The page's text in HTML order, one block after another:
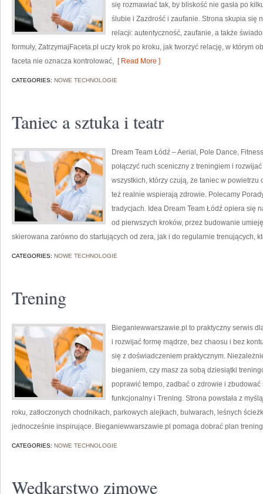
się rozmawiać tak, by bliskość nie gasła po
ślubie i Zazdrość i zaufanie. Strona skupia się
relacji: autentyczność, zaufanie, a także
formuły, ZatrzymajFaceta.pl uczy krok po kroku, jak tworzyć relację, w którym
faceta nie oznacza kontrolować, [ Read More ]
CATEGORIES: NOWE TECHNOLOGIE
Taniec a sztuka i teatr
Dream Team Łódź – Aerial, Pole Dance,
połączyć ruch sceniczny z treningiem i
wszystkich, którzy czują, że taniec w
też realnie wspierają zdrowie. Polecamy
tradycjach. Idea Dream Team Łódź opiera się
od pierwszych kroków, przez budowanie
skierowana zarówno do startujących od zera, jak i do regularnie trenujących,
CATEGORIES: NOWE TECHNOLOGIE
Trening
Bieganiewwarszawie.pl to praktyczny serwis
i rozwijać formę mądrze, bez chaosu i bez
się z doświadczeniem praktycznym.
bieganiem, czy masz za sobą dziesiątki
poprawić tempo, zadbać o zdrowie i
funkcjonalny i Trening. Strona powstała z
roku, zatłoczonych chodnikach, parkowych alejkach, bulwarach, leśnych
jednocześnie inspirujące. Bieganiewwarszawie.pl pomaga dobrać plan
CATEGORIES: NOWE TECHNOLOGIE
Wędkarstwo zimowe